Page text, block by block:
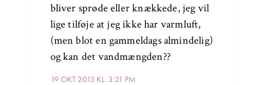
19 OKT 2013 KL. 3:21 PM
bliver sprøde eller knækkede, jeg vil
lige tilføje at jeg ikke har varmluft,
(men blot en gammeldags almindelig)
og kan det vandmængden??